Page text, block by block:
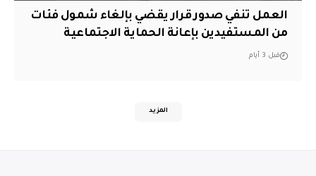
العمل تنفي صدور قرار يقضي بإلغاء شمول فئات
من المستفيدين بإعانة الحماية الاجتماعية
قبل 3 أيام
المزيد